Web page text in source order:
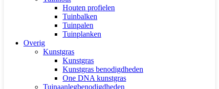
Houten profielen
Tuinbalken
Tuinpalen
Tuinplanken
Overig
Kunstgras
Kunstgras
Kunstgras benodigdheden
One DNA kunstgras
Tuinaanlegbenodigdheden